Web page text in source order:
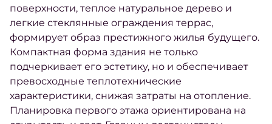
поверхности, теплое натуральное дерево и
легкие стеклянные ограждения террас,
формирует образ престижного жилья будущего.
Компактная форма здания не только
подчеркивает его эстетику, но и обеспечивает
превосходные теплотехнические
характеристики, снижая затраты на отопление.
Планировка первого этажа ориентирована на